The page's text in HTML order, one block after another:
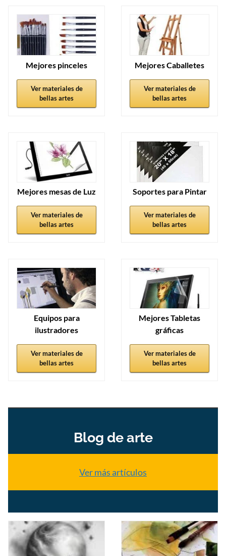
Mejores pinceles
Ver materiales de
bellas artes
Mejores Caballetes
Ver materiales de
bellas artes
Mejores mesas de Luz
Ver materiales de
bellas artes
Soportes para Pintar
Ver materiales de
bellas artes
Equipos para
ilustradores
Ver materiales de
bellas artes
Mejores Tabletas
gráficas
Ver materiales de
bellas artes
Blog de arte
Ver más artículos